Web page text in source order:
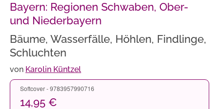
Bayern: Regionen Schwaben, Ober-
und Niederbayern
Bäume, Wasserfälle, Höhlen, Findlinge,
Schluchten
von Karolin Küntzel
Softcover - 9783957990716
14,95 €